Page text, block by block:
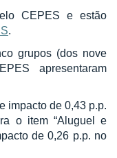
CEPES e estão
.
grupos (dos nove
apresentaram
impacto de 0,43 p.p.
o item “Aluguel e
de 0,26 p.p. no